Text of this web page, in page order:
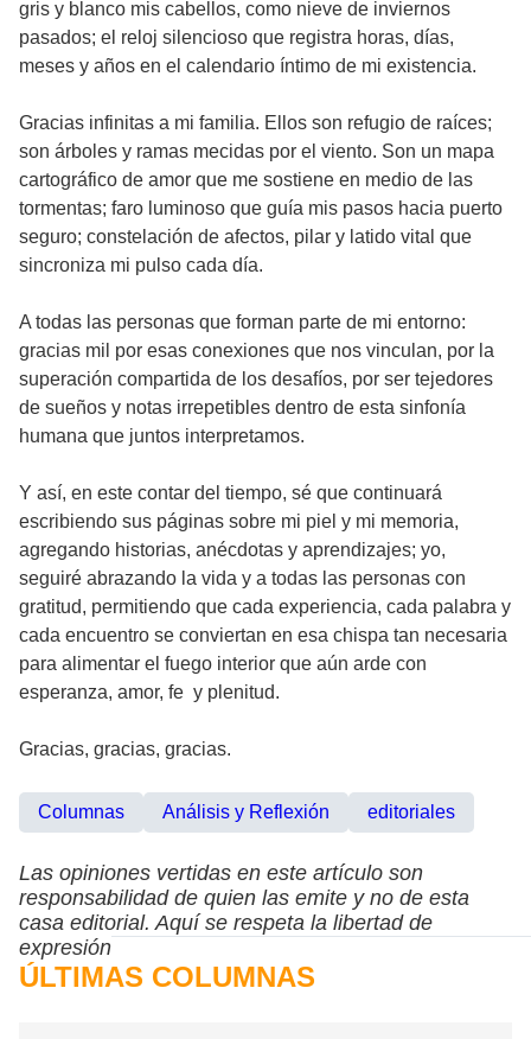
gris y blanco mis cabellos, como nieve de inviernos
pasados; el reloj silencioso que registra horas, días,
meses y años en el calendario íntimo de mi existencia.
Gracias infinitas a mi familia. Ellos son refugio de raíces;
son árboles y ramas mecidas por el viento. Son un mapa
cartográfico de amor que me sostiene en medio de las
tormentas; faro luminoso que guía mis pasos hacia puerto
seguro; constelación de afectos, pilar y latido vital que
sincroniza mi pulso cada día.
A todas las personas que forman parte de mi entorno:
gracias mil por esas conexiones que nos vinculan, por la
superación compartida de los desafíos, por ser tejedores
de sueños y notas irrepetibles dentro de esta sinfonía
humana que juntos interpretamos.
Y así, en este contar del tiempo, sé que continuará
escribiendo sus páginas sobre mi piel y mi memoria,
agregando historias, anécdotas y aprendizajes; yo,
seguiré abrazando la vida y a todas las personas con
gratitud, permitiendo que cada experiencia, cada palabra y
cada encuentro se conviertan en esa chispa tan necesaria
para alimentar el fuego interior que aún arde con
esperanza, amor, fe y plenitud.
Gracias, gracias, gracias.
Columnas Análisis y Reflexión editoriales
Las opiniones vertidas en este artículo son
responsabilidad de quien las emite y no de esta
casa editorial. Aquí se respeta la libertad de
expresión
ÚLTIMAS COLUMNAS